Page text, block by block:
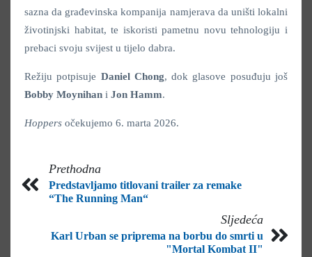
sazna da građevinska kompanija namjerava da uništi lokalni
životinjski habitat, te iskoristi pametnu novu tehnologiju i
prebaci svoju svijest u tijelo dabra.
Režiju potpisuje Daniel Chong, dok glasove posuđuju još
Bobby Moynihan i Jon Hamm.
Hoppers očekujemo 6. marta 2026.
Prethodna
Predstavljamo titlovani trailer za remake
“The Running Man“
Sljedeća
Karl Urban se priprema na borbu do smrti u
"Mortal Kombat II"